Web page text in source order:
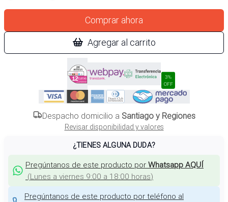
Comprar ahora
Agregar al carrito
3%
OFF
Despacho domicilio a Santiago y Regiones
Revisar disponibilidad y valores
¿TIENES ALGUNA DUDA?
Pregúntanos de este producto por Whatsapp AQUÍ
(Lunes a viernes 9:00 a 18:00 horas)
Pregúntanos de este producto por teléfono al